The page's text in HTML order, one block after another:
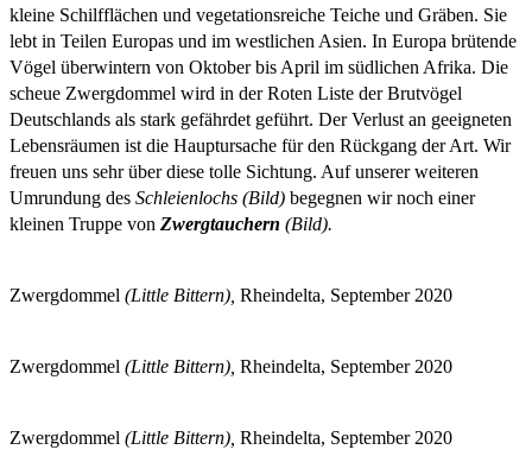
kleine Schilfflächen und vegetationsreiche Teiche und Gräben. Sie
lebt in Teilen Europas und im westlichen Asien. In Europa brütende
Vögel überwintern von Oktober bis April im südlichen Afrika. Die
scheue Zwergdommel wird in der Roten Liste der Brutvögel
Deutschlands als stark gefährdet geführt. Der Verlust an geeigneten
Lebensräumen ist die Hauptursache für den Rückgang der Art. Wir
freuen uns sehr über diese tolle Sichtung. Auf unserer weiteren
Umrundung des Schleienlochs (Bild) begegnen wir noch einer
kleinen Truppe von Zwergtauchern (Bild).
Zwergdommel (Little Bittern), Rheindelta, September 2020
Zwergdommel (Little Bittern), Rheindelta, September 2020
Zwergdommel (Little Bittern), Rheindelta, September 2020